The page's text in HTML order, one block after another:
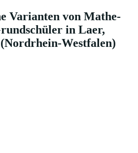
Varianten von Mathe-
in Laer,
Westfalen)